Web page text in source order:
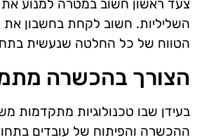
צעד ראשון חשוב במטרה למנוע
השליליות. חשוב לקחת בחשבון
הטווח של כל החלטה שנעשית
הצורך בהכשרה
בעידן שבו טכנולוגיות מתקדמות
ההכשרה והפיתוח של עובדים